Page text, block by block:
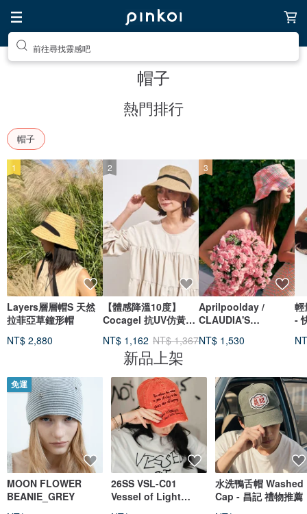
前往尋找靈感吧
帽子
熱門排行
帽子
Layers層層帽S 天然
拉菲亞草鐘形帽
NT$ 2,880
1
【體感降溫10度】
Cocagel 抗UV仿黃麻
NT$ 1,162 NT$ 1,367
2
Aprilpoolday /
CLAUDIA'S
NT$ 1,530
3
輕
-
新品上架
免運
MOON FLOWER
BEANIE_GREY
26SS VSL-C01
Vessel of Light
水洗鴨舌帽 Washed
Cap - 昌記 禮物推薦